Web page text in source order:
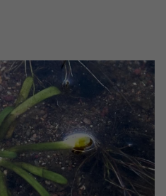
Projekti
Mediju atbalsta fonds
Zivju fonds
Zaļā nākotne